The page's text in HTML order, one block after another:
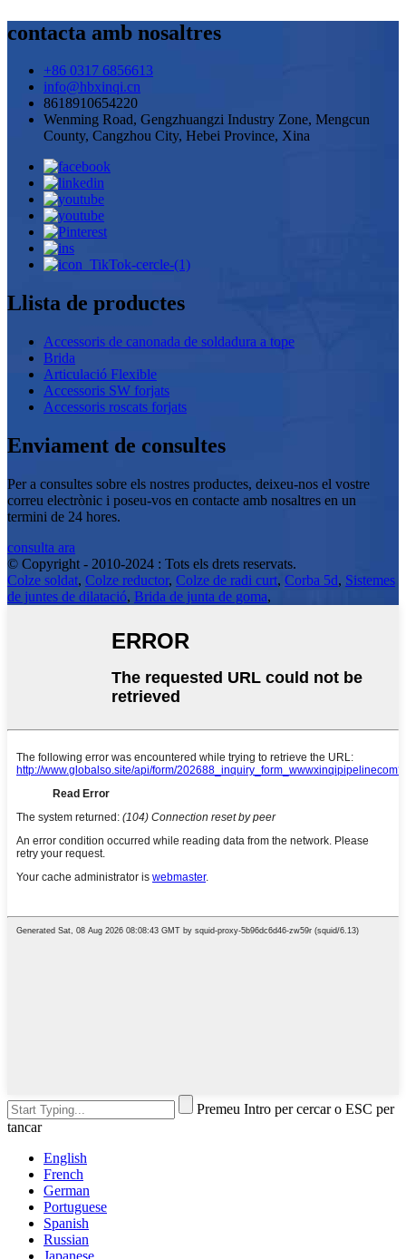
contacta amb nosaltres
+86 0317 6856613
info@hbxinqi.cn
8618910654220
Wenming Road, Gengzhuangzi Industry Zone, Mengcun
County, Cangzhou City, Hebei Province, Xina
Llista de productes
Accessoris de canonada de soldadura a tope
Brida
Articulació Flexible
Accessoris SW forjats
Accessoris roscats forjats
Enviament de consultes
Per a consultes sobre els nostres productes, deixeu-nos el vostre
correu electrònic i poseu-vos en contacte amb nosaltres en un
termini de 24 hores.
consulta ara
© Copyright - 2010-2024 : Tots els drets reservats.
Colze soldat, Colze reductor, Colze de radi curt, Corba 5d, Sistemes
de juntes de dilatació, Brida de junta de goma,
Premeu Intro per cercar o ESC per
tancar
English
French
German
Portuguese
Spanish
Russian
Japanese